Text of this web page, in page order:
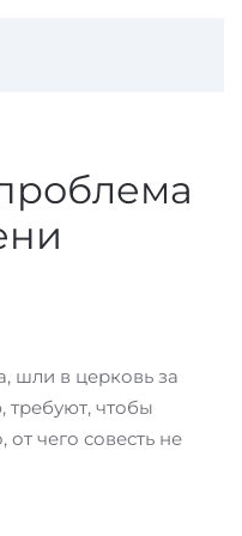
шли в церковь за
требуют, чтобы
чего совесть не